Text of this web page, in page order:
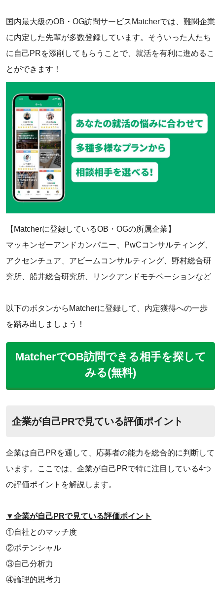
国内最大級のOB・OG訪問サービスMatcherでは、難関企業
に内定した先輩が多数登録しています。そういった人たち
に自己PRを添削してもらうことで、就活を有利に進めるこ
とができます！
【Matcherに登録しているOB・OGの所属企業】
マッキンゼーアンドカンパニー、PwCコンサルティング、
アクセンチュア、アビームコンサルティング、野村総合研
究所、船井総合研究所、リンクアンドモチベーションなど‌
以下のボタンからMatcherに登録して、内定獲得への一歩
を踏み出しましょう！
MatcherでOB訪問できる相手を探して
みる(無料)
企業が自己PRで見ている評価ポイント
企業は自己PRを通して、応募者の能力を総合的に判断して
います。ここでは、企業が自己PRで特に注目している4つ
の評価ポイントを解説します。
▼企業が自己PRで見ている評価ポイント
①自社とのマッチ度
②ポテンシャル
③自己分析力
④論理的思考力